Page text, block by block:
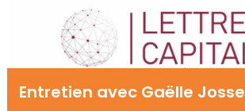
Entretien avec Gaëlle Josse